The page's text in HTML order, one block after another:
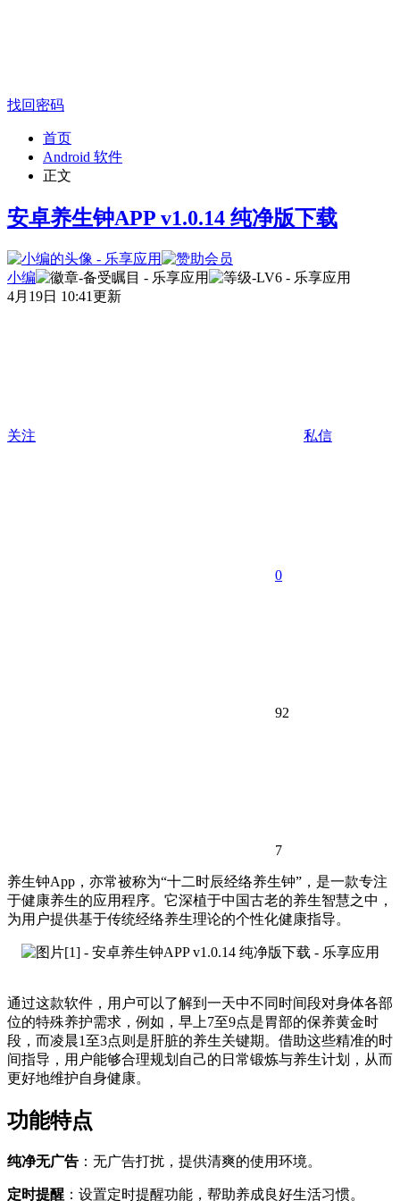
找回密码
首页
Android 软件
正文
安卓养生钟APP v1.0.14 纯净版下载
小编
4月19日 10:41更新
关注 私信
0
92
7
养生钟App，亦常被称为“十二时辰经络养生钟”，是一款专注
于健康养生的应用程序。它深植于中国古老的养生智慧之中，
为用户提供基于传统经络养生理论的个性化健康指导。
通过这款软件，用户可以了解到一天中不同时间段对身体各部
位的特殊养护需求，例如，早上7至9点是胃部的保养黄金时
段，而凌晨1至3点则是肝脏的养生关键期。借助这些精准的时
间指导，用户能够合理规划自己的日常锻炼与养生计划，从而
更好地维护自身健康。
功能特点
纯净无广告 ：无广告打扰，提供清爽的使用环境。
定时提醒 ：设置定时提醒功能，帮助养成良好生活习惯。